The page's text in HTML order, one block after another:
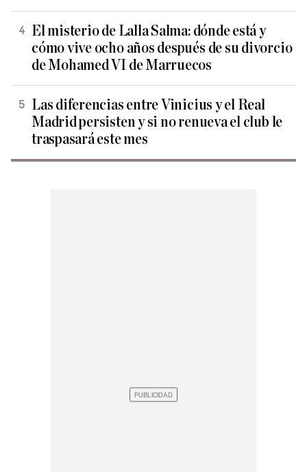
El misterio de Lalla Salma: dónde está y
cómo vive ocho años después de su divorcio
de Mohamed VI de Marruecos
Las diferencias entre Vinicius y el Real
Madrid persisten y si no renueva el club le
traspasará este mes